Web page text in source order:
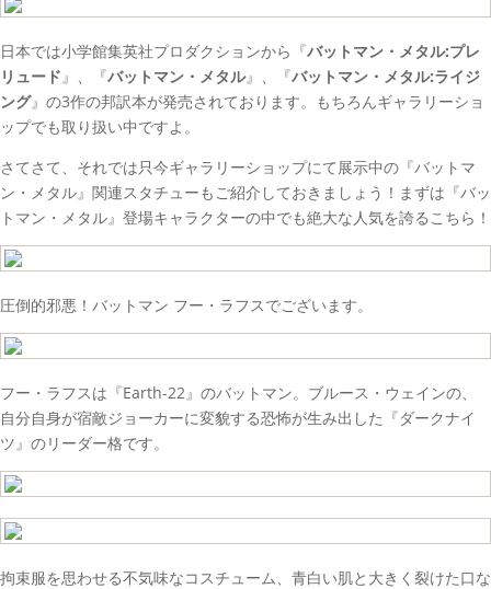
日本では小学館集英社プロダクションから『バットマン・メタル:プレ
リュード 』、『バットマン・メタル』、『バットマン・メタル:ライジ
ング』の3作の邦訳本が発売されております。もちろんギャラリーショ
ップでも取り扱い中ですよ。
さてさて、それでは只今ギャラリーショップにて展示中の『バットマ
ン・メタル』関連スタチューもご紹介しておきましょう！まずは『バッ
トマン・メタル』登場キャラクターの中でも絶大な人気を誇るこちら！
圧倒的邪悪！バットマン フー・ラフスでございます。
フー・ラフスは『Earth-22』のバットマン。ブルース・ウェインの、
自分自身が宿敵ジョーカーに変貌する恐怖が生み出した『ダークナイ
ツ』のリーダー格です。
拘束服を思わせる不気味なコスチューム、青白い肌と大きく裂けた口な